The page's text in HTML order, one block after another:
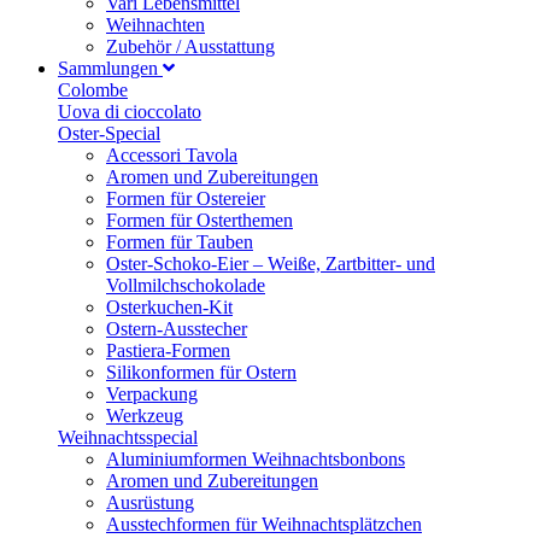
Weihnachten
Zubehör / Ausstattung
Sammlungen
Colombe
Uova di cioccolato
Oster-Special
Accessori Tavola
Aromen und Zubereitungen
Formen für Ostereier
Formen für Osterthemen
Formen für Tauben
Oster-Schoko-Eier – Weiße, Zartbitter- und
Vollmilchschokolade
Osterkuchen-Kit
Ostern-Ausstecher
Pastiera-Formen
Silikonformen für Ostern
Verpackung
Werkzeug
Weihnachtsspecial
Aluminiumformen Weihnachtsbonbons
Aromen und Zubereitungen
Ausrüstung
Ausstechformen für Weihnachtsplätzchen